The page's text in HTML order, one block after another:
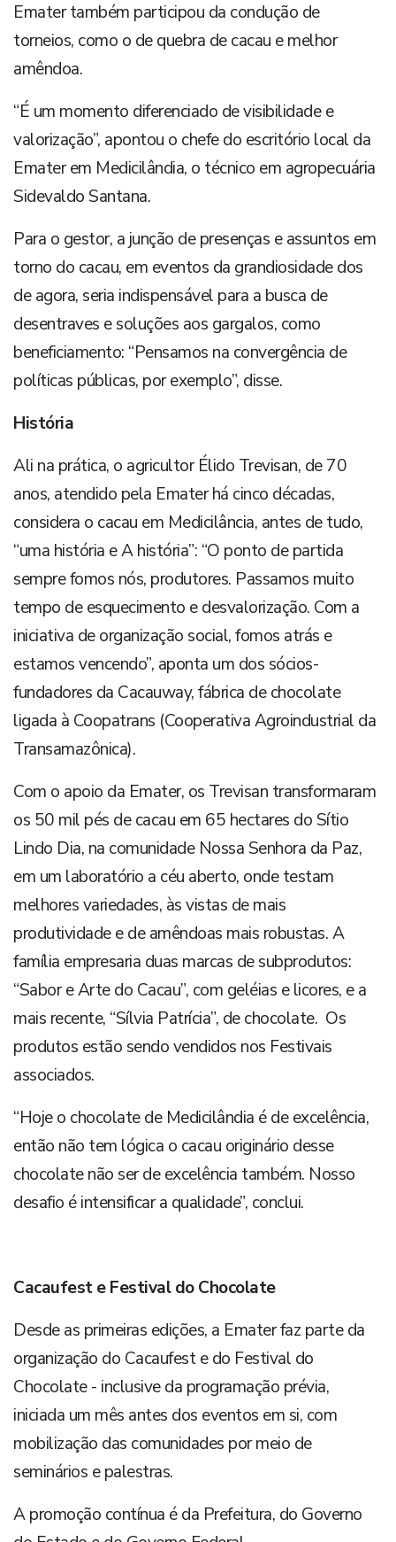
Emater também participou da condução de
torneios, como o de quebra de cacau e melhor
amêndoa.
“É um momento diferenciado de visibilidade e
valorização”, apontou o chefe do escritório local da
Emater em Medicilândia, o técnico em agropecuária
Sidevaldo Santana.
Para o gestor, a junção de presenças e assuntos em
torno do cacau, em eventos da grandiosidade dos
de agora, seria indispensável para a busca de
desentraves e soluções aos gargalos, como
beneficiamento: “Pensamos na convergência de
políticas públicas, por exemplo”, disse.
História
Ali na prática, o agricultor Élido Trevisan, de 70
anos, atendido pela Emater há cinco décadas,
considera o cacau em Medicilância, antes de tudo,
“uma história e A história”: “O ponto de partida
sempre fomos nós, produtores. Passamos muito
tempo de esquecimento e desvalorização. Com a
iniciativa de organização social, fomos atrás e
estamos vencendo”, aponta um dos sócios-
fundadores da Cacauway, fábrica de chocolate
ligada à Coopatrans (Cooperativa Agroindustrial da
Transamazônica).
Com o apoio da Emater, os Trevisan transformaram
os 50 mil pés de cacau em 65 hectares do Sítio
Lindo Dia, na comunidade Nossa Senhora da Paz,
em um laboratório a céu aberto, onde testam
melhores variedades, às vistas de mais
produtividade e de amêndoas mais robustas. A
família empresaria duas marcas de subprodutos:
“Sabor e Arte do Cacau”, com geléias e licores, e a
mais recente, “Sílvia Patrícia”, de chocolate. Os
produtos estão sendo vendidos nos Festivais
associados.
“Hoje o chocolate de Medicilândia é de excelência,
então não tem lógica o cacau originário desse
chocolate não ser de excelência também. Nosso
desafio é intensificar a qualidade”, conclui.
Cacaufest e Festival do Chocolate
Desde as primeiras edições, a Emater faz parte da
organização do Cacaufest e do Festival do
Chocolate - inclusive da programação prévia,
iniciada um mês antes dos eventos em si, com
mobilização das comunidades por meio de
seminários e palestras.
A promoção contínua é da Prefeitura, do Governo